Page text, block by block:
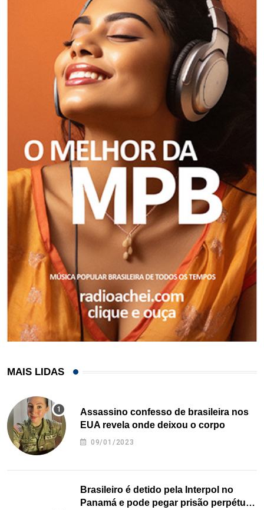
MAIS LIDAS
Assassino confesso de brasileira nos
EUA revela onde deixou o corpo
09/01/2023
Brasileiro é detido pela Interpol no
Panamá e pode pegar prisão perpétua